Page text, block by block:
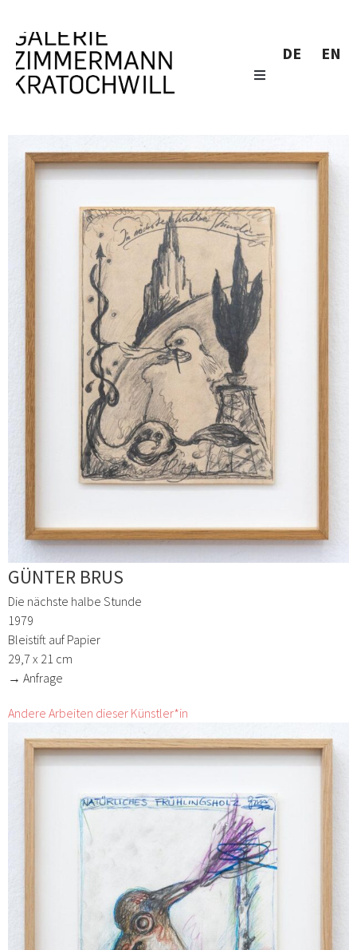
DE EN
GÜNTER BRUS
Die nächste halbe Stunde
1979
Bleistift auf Papier
29,7 x 21 cm
→ Anfrage
Andere Arbeiten dieser Künstler*in